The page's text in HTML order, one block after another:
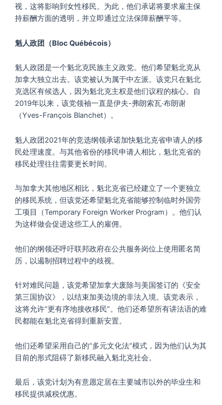
视，这将影响到女性移民。为此，他们承诺将要求雇主保
持薪酬方面的透明，并立即通过立法保障薪酬平等。
魁人政团（Bloc Québécois）
魁人政团是一个魁北克民族主义政党。他们希望魁北克从
加拿大独立出去。该党被认为属于中左派。该党只在魁北
克选区有候选人，因为魁北克主权是他们议程的核心。自
2019年以来，该党领袖一直是伊夫-弗朗索瓦·布朗谢
（Yves-François Blanchet）。
魁人政团2021年的竞选纲领承诺加快魁北克省申请人的移
民处理速度。与其他省份的移民申请人相比，魁北克省的
移民处理往往需要更长时间。
与加拿大其他地区相比，魁北克省已经建立了一个更独立
的移民系统，但该党还希望魁北克省能够控制临时外国劳
工项目（Temporary Foreign Worker Program）。他们认
为这样做会促进这些工人的雇佣。
他们的纲领还呼吁联邦政府在公共服务岗位上使用匿名简
历，以遏制招聘过程中的歧视。
针对难民问题，该党希望加拿大废除与美国签订的《安全
第三国协议》，以结束加美边境的非法入境。该党表示，
这将允许“更有序地接收移民”。他们还希望所有讲法语的难
民都能在魁北克省得到重新安置。
他们还希望采用自己的“多元文化法”模式，因为他们认为其
目前的形式阻碍了新移民融入魁北克社会。
最后，该党计划为有意愿定居在主要城市以外的毕业生和
移民提供减税优惠。